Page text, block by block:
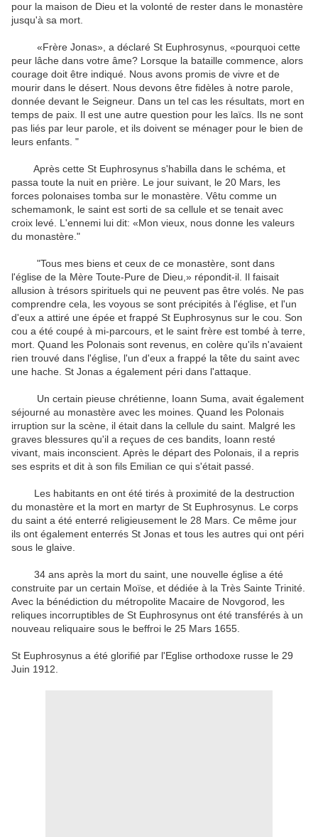
pour la maison de Dieu et la volonté de rester dans le monastère
jusqu'à sa mort
«Frère Jonas», a déclaré St Euphrosynus «pourquoi cette
peur lâche dans votre âme? Lorsque la bataille commence alors
courage doit être indiqué. Nous avons promis de vivre et de
mourir dans le désert Nous devons être fidèles à notre parole,
donnée devant le Seigneur. Dans un tel cas les résultats mort en
temps de paix Il est une autre question pour les laïcs Ils ne sont
pas liés par leur parole et ils doivent se ménager pour le bien de
leurs enfants "
Après cette St Euphrosynus s'habilla dans le schéma et
passa toute la nuit en prière Le jour suivant, le 20 Mars les
forces polonaises tomba sur le monastère Vêtu comme un
schemamonk , le saint est sorti de sa cellule et se tenait avec
croix levé L'ennemi lui dit: «Mon vieux, nous donne les valeurs
du monastère. "
"Tous mes biens et ceux de ce monastère sont dans
l'église de la Mère Toute-Pure de Dieu » répondit-il Il faisait
allusion à trésors spirituels qui ne peuvent pas être volés Ne pas
comprendre cela, les voyous se sont précipités à l'église et l'un
d'eux a attiré une épée et frappé St Euphrosynus sur le cou Son
cou a été coupé à mi-parcours et le saint frère est tombé à terre,
mort Quand les Polonais sont revenus en colère qu'ils n'avaient
rien trouvé dans l'église l'un d'eux a frappé la tête du saint avec
une hache St Jonas a également péri dans l'attaque
Un certain pieuse chrétienne Ioann Suma avait également
séjourné au monastère avec les moines Quand les Polonais
irruption sur la scène il était dans la cellule du saint Malgré les
graves blessures qu'il a reçues de ces bandits Ioann resté
vivant mais inconscient Après le départ des Polonais il a repris
ses esprits et dit à son fils Emilian ce qui s'était passé
Les habitants en ont été tirés à proximité de la destruction
du monastère et la mort en martyr de St Euphrosynus Le corps
du saint a été enterré religieusement le 28 Mars Ce même jour
ils ont également enterrés St Jonas et tous les autres qui ont péri
sous le glaive
34 ans après la mort du saint une nouvelle église a été
construite par un certain Moïse et dédiée à la Très Sainte Trinité
Avec la bénédiction du métropolite Macaire de Novgorod
les
reliques incorruptibles de St Euphrosynus ont été transférés à un
nouveau reliquaire sous le beffroi le 25 Mars 1655
St Euphrosynus a été glorifié par l'Eglise orthodoxe russe le 29
Juin 1912.